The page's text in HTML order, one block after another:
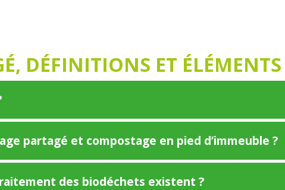
DÉFINITIONS ET
partagé et compostage en pied d’immeuble ?
des biodéchets existent ?